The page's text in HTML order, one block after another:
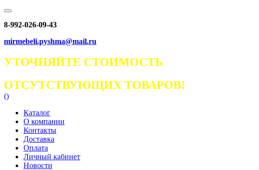
8-992-026-09-43
mirmebeli.pyshma@mail.ru
УТОЧНЯЙТЕ СТОИМОСТЬ
ОТСУТСТВУЮЩИХ ТОВАРОВ!
()
Каталог
О компании
Контакты
Доставка
Оплата
Личный кабинет
Новости